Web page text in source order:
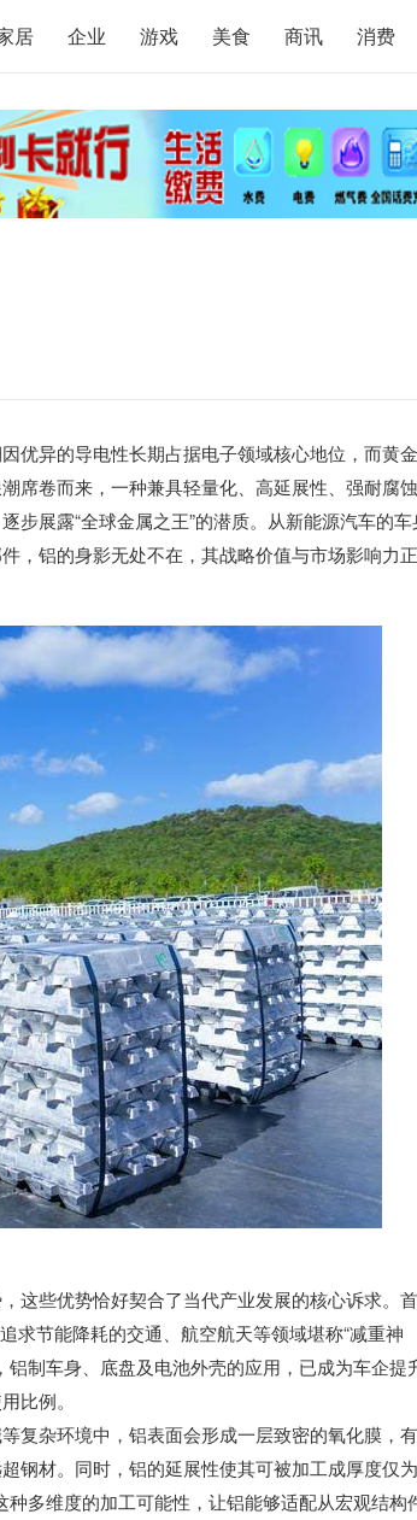
居 企业 游戏 美食 商讯 消费
优异的导电性长期占据电子领域核心地位，而黄
席卷而来，一种兼具轻量化、高延展性、强耐腐
展露“全球金属之王”的潜质。从新能源汽车的车
，铝的身影无处不在，其战略价值与市场影响力
这些优势恰好契合了当代产业发展的核心诉求。
求节能降耗的交通、航空航天等领域堪称“减重神
制车身、底盘及电池外壳的应用，已成为车企提
比例。
复杂环境中，铝表面会形成一层致密的氧化膜，
钢材。同时，铝的延展性使其可被加工成厚度仅为
多维度的加工可能性，让铝能够适配从宏观结构